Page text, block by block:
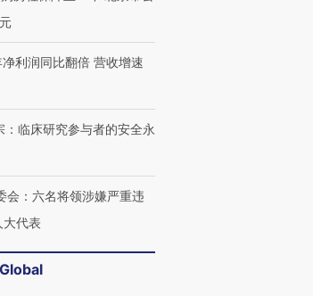
利润同比翻倍 营收增速
：临床研究参与者的安全永
会：六名将领涉嫌严重违
代表